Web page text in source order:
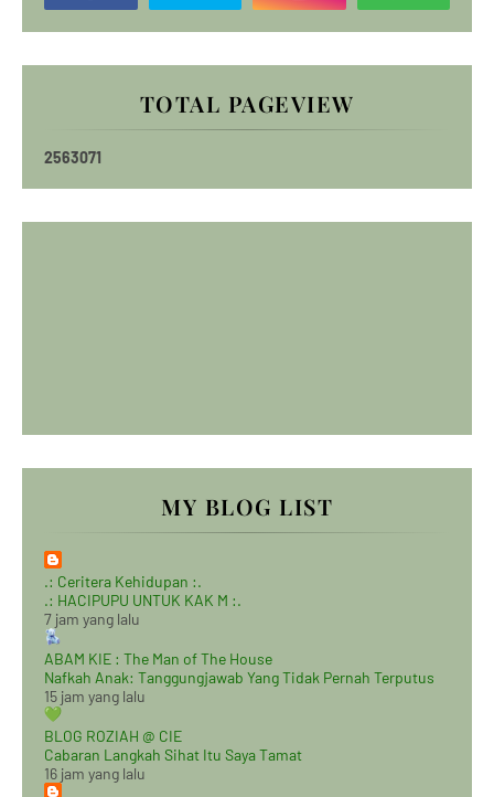
TOTAL PAGEVIEW
2563071
MY BLOG LIST
.: Ceritera Kehidupan :.
.: HACIPUPU UNTUK KAK M :.
7 jam yang lalu
ABAM KIE : The Man of The House
Nafkah Anak: Tanggungjawab Yang Tidak Pernah Terputus
15 jam yang lalu
BLOG ROZIAH @ CIE
Cabaran Langkah Sihat Itu Saya Tamat
16 jam yang lalu